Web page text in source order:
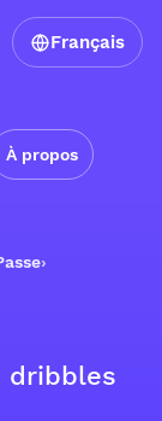
À propos
Français
›
dribbles